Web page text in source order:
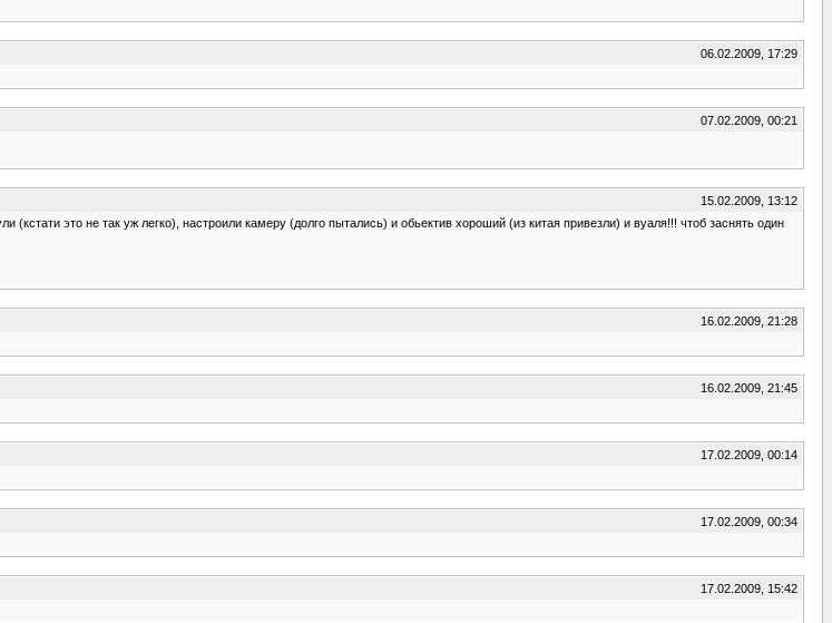
06.02.2009, 17:29
07.02.2009, 00:21
15.02.2009, 13:12
это не так уж легко), настроили камеру (долго пытались) и обьектив хороший (из китая привезли) и вуаля!!! чтоб заснять один
16.02.2009, 21:28
16.02.2009, 21:45
17.02.2009, 00:14
17.02.2009, 00:34
17.02.2009, 15:42